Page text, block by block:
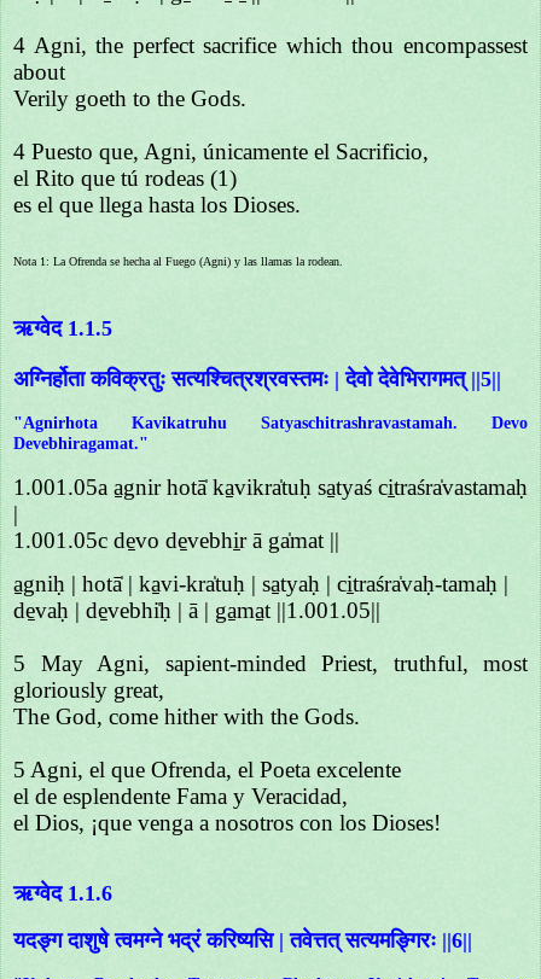
4 Agni, the perfect sacrifice which thou encompassest
about
Verily goeth to the Gods.
4 Puesto que, Agni, únicamente el Sacrificio,
el Rito que tú rodeas (1)
es el que llega hasta los Dioses.
Nota 1: La Ofrenda se hecha al Fuego (Agni) y las llamas la rodean.
ऋग्वेद 1.1.5
अग्निर्होता कविक्रतुः सत्यश्चित्रश्रवस्तमः | देवो देवेभिरागमत् ||5||
"Agnirhota Kavikatruhu Satyaschitrashravastamah. Devo
Devebhiragamat."
1.001.05a a̱gnir hotā̍ ka̱vikra̍tuḥ sa̱tyaś ci̱traśra̍vastamaḥ
|
1.001.05c de̱vo de̱vebhi̱r ā ga̍mat ||
a̱gniḥ | hotā̍ | ka̱vi-kra̍tuḥ | sa̱tyaḥ | ci̱traśra̍vaḥ-tamaḥ |
de̱vaḥ | de̱vebhi̍ḥ | ā | ga̱ma̱t ||1.001.05||
5 May Agni, sapient-minded Priest, truthful, most
gloriously great,
The God, come hither with the Gods.
5 Agni, el que Ofrenda, el Poeta excelente
el de esplendente Fama y Veracidad,
el Dios, ¡que venga a nosotros con los Dioses!
ऋग्वेद 1.1.6
यदङ्ग दाशुषे त्वमग्ने भद्रं करिष्यसि | तवेत्तत् सत्यमङ्गिरः ||6||